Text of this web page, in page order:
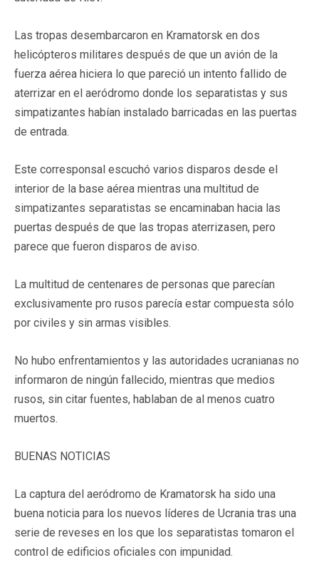
Las tropas desembarcaron en Kramatorsk en dos
helicópteros militares después de que un avión de la
fuerza aérea hiciera lo que pareció un intento fallido de
aterrizar en el aeródromo donde los separatistas y sus
simpatizantes habían instalado barricadas en las puertas
de entrada.
Este corresponsal escuchó varios disparos desde el
interior de la base aérea mientras una multitud de
simpatizantes separatistas se encaminaban hacia las
puertas después de que las tropas aterrizasen, pero
parece que fueron disparos de aviso.
La multitud de centenares de personas que parecían
exclusivamente pro rusos parecía estar compuesta sólo
por civiles y sin armas visibles.
No hubo enfrentamientos y las autoridades ucranianas no
informaron de ningún fallecido, mientras que medios
rusos, sin citar fuentes, hablaban de al menos cuatro
muertos.
BUENAS NOTICIAS
La captura del aeródromo de Kramatorsk ha sido una
buena noticia para los nuevos líderes de Ucrania tras una
serie de reveses en los que los separatistas tomaron el
control de edificios oficiales con impunidad.